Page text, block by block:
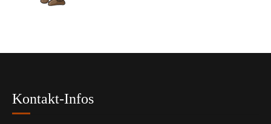
Kontakt-Infos